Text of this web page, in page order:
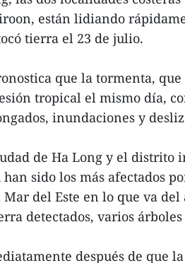
están lidiando
tierra el 23 de julio.
que la tormenta,
tropical el mismo día,
inundaciones y
de Ha Long y el distrito
sido los más afectados
Mar del Este en lo que va
detectados, varios
después de que